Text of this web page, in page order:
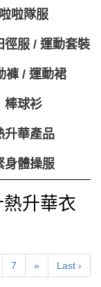
啦啦隊服
徑服 / 運動套裝
褲 / 運動裙
棒球衫
升華產品
身體操服
升華衣
7 » Last ›